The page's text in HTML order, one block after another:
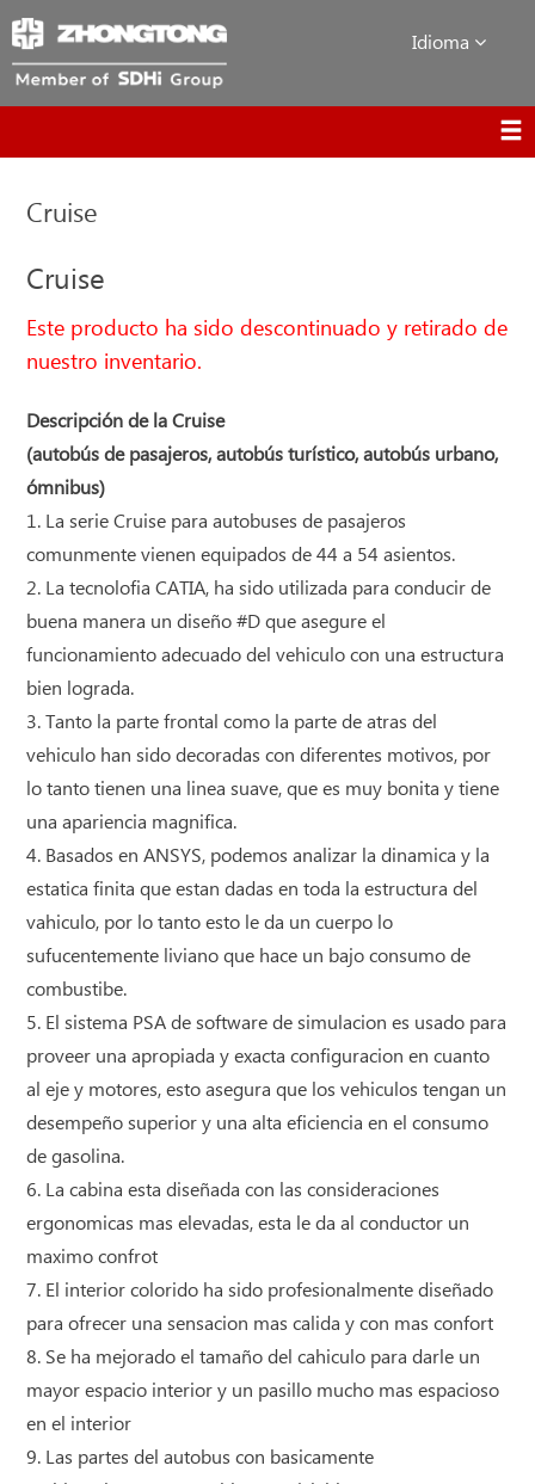
Idioma
Cruise
Cruise
Este producto ha sido descontinuado y retirado de
nuestro inventario.
Descripción de la Cruise
(autobús de pasajeros, autobús turístico, autobús urbano,
ómnibus)
1. La serie Cruise para autobuses de pasajeros
comunmente vienen equipados de 44 a 54 asientos.
2. La tecnolofia CATIA, ha sido utilizada para conducir de
buena manera un diseño #D que asegure el
funcionamiento adecuado del vehiculo con una estructura
bien lograda.
3. Tanto la parte frontal como la parte de atras del
vehiculo han sido decoradas con diferentes motivos, por
lo tanto tienen una linea suave, que es muy bonita y tiene
una apariencia magnifica.
4. Basados en ANSYS, podemos analizar la dinamica y la
estatica finita que estan dadas en toda la estructura del
vahiculo, por lo tanto esto le da un cuerpo lo
sufucentemente liviano que hace un bajo consumo de
combustibe.
5. El sistema PSA de software de simulacion es usado para
proveer una apropiada y exacta configuracion en cuanto
al eje y motores, esto asegura que los vehiculos tengan un
desempeño superior y una alta eficiencia en el consumo
de gasolina.
6. La cabina esta diseñada con las consideraciones
ergonomicas mas elevadas, esta le da al conductor un
maximo confrot
7. El interior colorido ha sido profesionalmente diseñado
para ofrecer una sensacion mas calida y con mas confort
8. Se ha mejorado el tamaño del cahiculo para darle un
mayor espacio interior y un pasillo mucho mas espacioso
en el interior
9. Las partes del autobus con basicamente